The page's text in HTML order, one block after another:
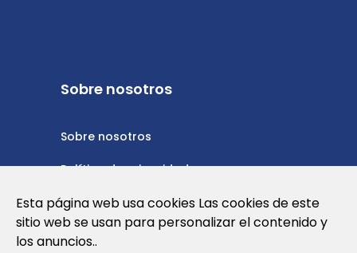
Sobre nosotros
Sobre nosotros
Política de privacidad
Política de cookies
Nota Legal y Condiciones de Uso de la
Esta página web usa cookies Las cookies de este
sitio web se usan para personalizar el contenido y
los anuncios..